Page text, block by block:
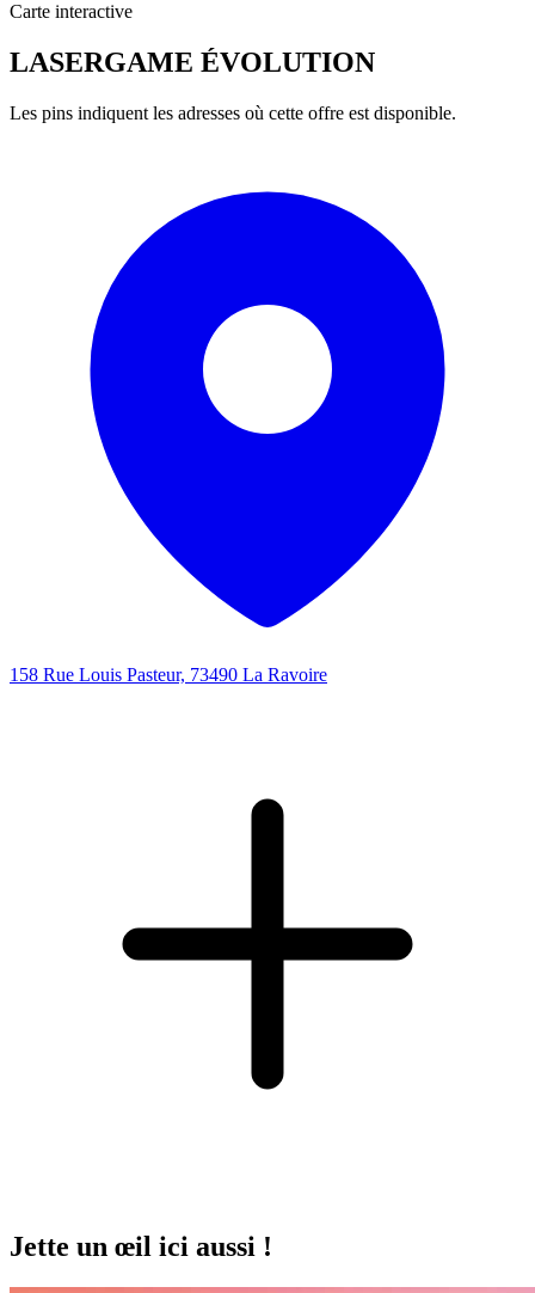
Carte interactive
LASERGAME ÉVOLUTION
Les pins indiquent les adresses où cette offre est disponible.
158 Rue Louis Pasteur, 73490 La Ravoire
Jette un œil ici aussi !